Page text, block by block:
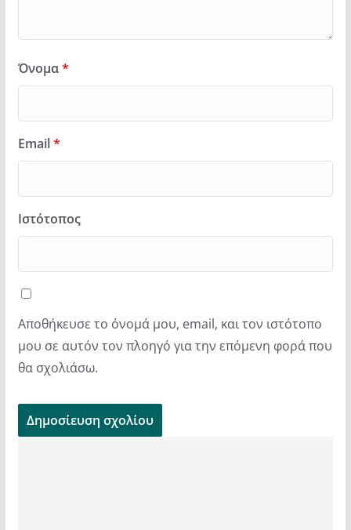
Όνομα*
Email*
Ιστότοπος
Αποθήκευσε το όνομά μου, email, και τον ιστότοπο
μου σε αυτόν τον πλοηγό για την επόμενη φορά που
θα σχολιάσω.